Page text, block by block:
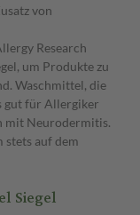
von
Research
um Produkte zu
Waschmittel, die
gut für Allergiker
mit Neurodermitis.
stets auf dem
Siegel